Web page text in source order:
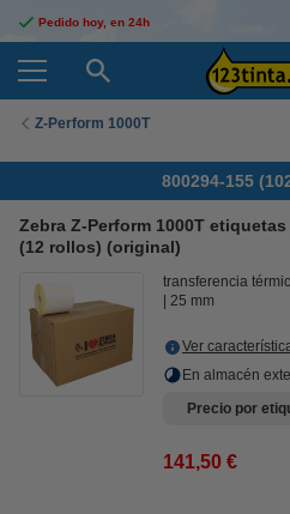
Pedido hoy, en 24h
Z-Perform 1000T
800294-155
Zebra Z-Perform 1000T
(12 rollos) (original)
transferencia
25 mm
Ver
En almacén
Precio por
141,50 €